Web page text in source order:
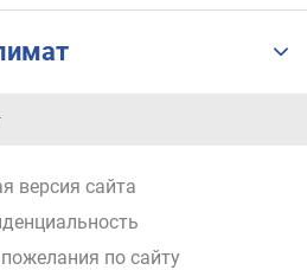
версия сайта
по сайту